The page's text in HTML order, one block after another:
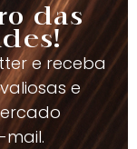
das
e receba
e